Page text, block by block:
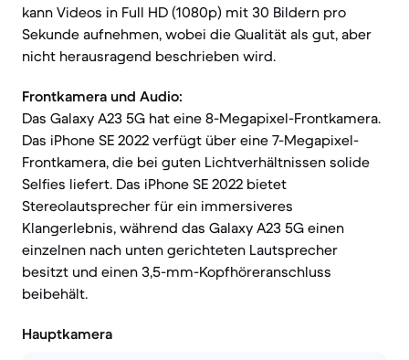
kann Videos in Full HD (1080p) mit 30 Bildern pro
Sekunde aufnehmen, wobei die Qualität als gut, aber
nicht herausragend beschrieben wird.
Frontkamera und Audio:
Das Galaxy A23 5G hat eine 8-Megapixel-Frontkamera.
Das iPhone SE 2022 verfügt über eine 7-Megapixel-
Frontkamera, die bei guten Lichtverhältnissen solide
Selfies liefert. Das iPhone SE 2022 bietet
Stereolautsprecher für ein immersiveres
Klangerlebnis, während das Galaxy A23 5G einen
einzelnen nach unten gerichteten Lautsprecher
besitzt und einen 3,5-mm-Kopfhöreranschluss
beibehält.
Hauptkamera